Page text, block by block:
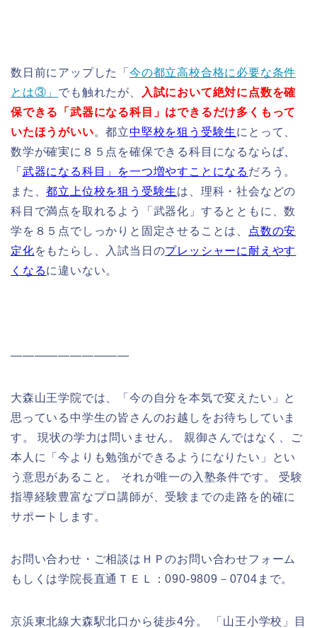
数日前にアップした「 今の都立高校合格に必要な条件
とは③」 でも触れたが、
入試において絶対に点数を確
保できる「武器になる科目」はできるだけ多くもって
いたほうがいい。都立中堅校を狙う受験生にとって、
数学が確実に８５点を確保できる科目になるならば
「 武器になる科目」を一つ増やすことになる だろう。
また、都立上位校を狙う受験生は、理科・社会などの
科目で満点を取れるよう「武器化」するとともに、数
学を８５点でしっかりと固定させることは、
点数の安
定化をもたらし、入試当日のプレッシャーに耐えやす
くなるに違いない。
――――――――――
‎大森山王学院では、「今の自分を本気で変えたい」と
思っている中学生の皆さんのお越しをお待ちしていま
す。 現状の学力は問いません。 親御さんではなく、ご
本人に「今よりも勉強ができるようになりたい」とい
う意思があること。 それが唯一の入塾条件です。 受験
指導経験豊富なプロ講師が、受験までの走路を的確に
サポートします。‎
お問い合わせ・ご相談はＨＰのお問い合わせフォーム
もしくは学院長直通ＴＥＬ：090-9809－0704まで。
‎京浜東北線大森駅北口から徒歩4分。 「山王小学校」目